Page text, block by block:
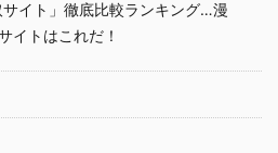
サイト」徹底比較ランキング…漫
イトはこれだ！